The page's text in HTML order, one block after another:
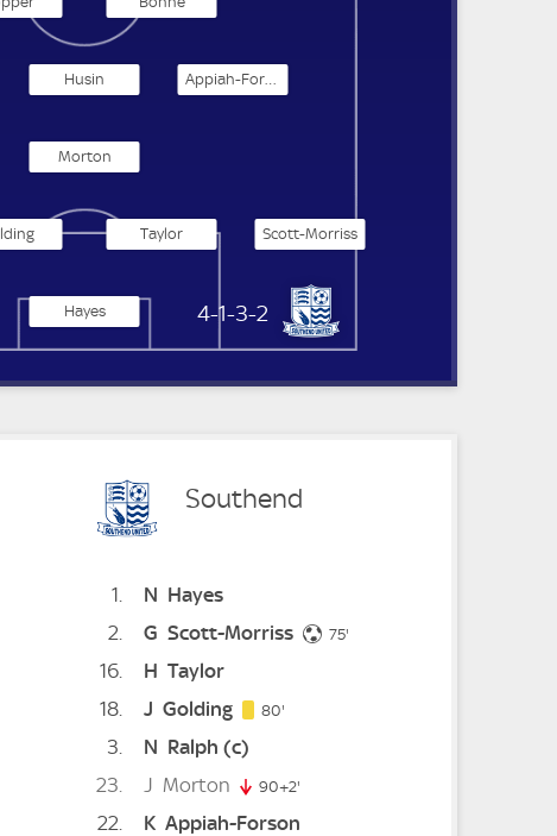
Southend United
4-1-3-2
Hayes
Scott-Morriss
Taylor
Morton
Appiah-Forson
Husin
Southend
1 N Hayes
2
G Scott-Morriss 75'
16 H Taylor
18
J Golding 80'
3 N Ralph (c)
23
J Morton 90+2'
22 K Appiah-Forson